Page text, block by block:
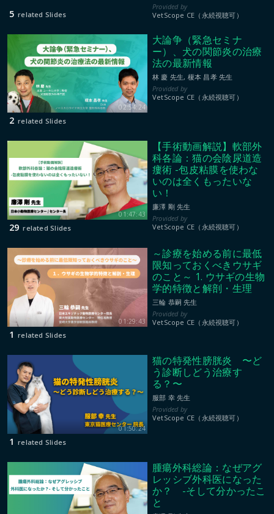
VetScope CE（永続視聴可）
5 related Slides
02:54:24
大論争（緊急セミナ
ー）、犬の関節炎の治療
法の最新情報
林 慶 先生, 榎本 昌孝 先生
VetScope CE（永続視聴可）
2 related Slides
01:47:43
【手術動画解説】軟部外
科各論：猫の会陰尿道造
瘻術 -包皮粘膜を使わな
いのは全くもったいな
い！
廉澤 剛 先生
VetScope CE（永続視聴可）
29 related Slides
01:29:43
～診療を始める前に最低
限知っておくべきウサギ
のこと～ 1. ウサギの生物
学的特徴と解剖・生理
三輪 恭嗣 先生
VetScope CE（永続視聴可）
1 related Slides
01:50:24
猫の特発性膀胱炎 〜ど
う診断しどう治療す
る？〜
服部 幸 先生
VetScope CE（永続視聴可）
1 related Slides
腫瘍外科総論：なぜアグ
レッシブ外科医になった
か？ -そして分かったこ
と